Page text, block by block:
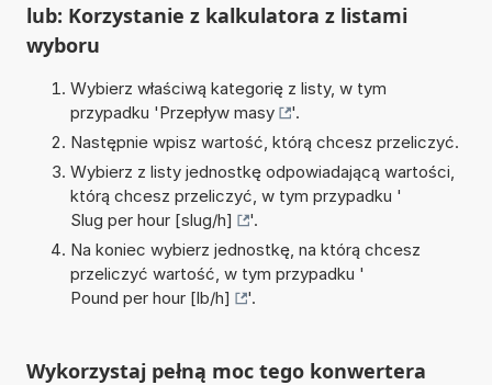
lub: Korzystanie z kalkulatora z listami
wyboru
Wybierz właściwą kategorię z listy, w tym
przypadku 'Przepływ masy
'.
Następnie wpisz wartość, którą chcesz przeliczyć.
Wybierz z listy jednostkę odpowiadającą wartości,
którą chcesz przeliczyć, w tym przypadku '
Slug per hour [slug/h]
'.
Na koniec wybierz jednostkę, na którą chcesz
przeliczyć wartość, w tym przypadku '
Pound per hour [lb/h]
'.
Wykorzystaj pełną moc tego konwertera